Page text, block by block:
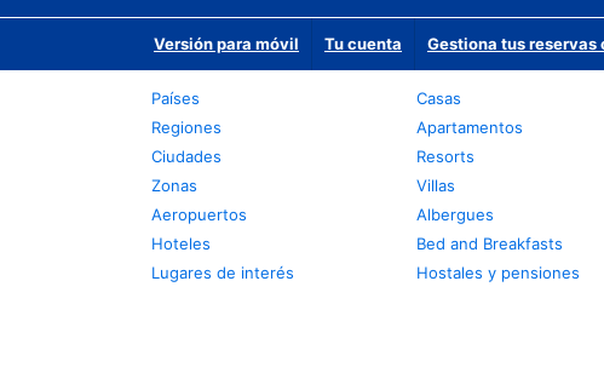
Versión para móvil Tu cuenta Gestiona tus reservas
Países
Regiones
Ciudades
Zonas
Aeropuertos
Hoteles
Lugares de interés
Casas
Apartamentos
Resorts
Villas
Albergues
Bed and Breakfasts
Hostales y pensiones